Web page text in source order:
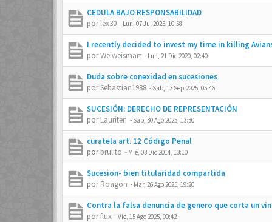
CEDULA BAJO RESPONSABILIDAD
porlex30 - Lun, 07 Jul 2025, 10:58
I recently decided to invest my time in killing
porWeiweismart - Lun, 21 Dic 2020, 02:40
Duda sobre conexidad en sucesiones
porSebastian1988 - Sab, 13 Sep 2025, 05:46
SUCESIÓN: DERECHO DE REPRESENTACIÓN
porLauriten - Sab, 30 Ago 2025, 13:30
curatela art. 12 Código Penal
porbrulito - Mié, 03 Dic 2014, 13:10
Sucesion- bien titularidad compartida
porRoagon - Mar, 26 Ago 2025, 19:20
Contra la falsa denuncia de genero que corta un
porflux -Vie, 15 Ago 2025, 00:42